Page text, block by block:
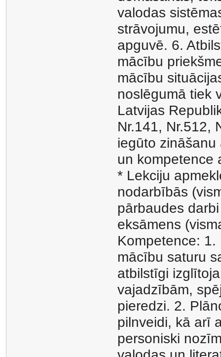
valodas
strāvojumu,
apguvē. 6.
mācību
mācību
noslēgumā tiek
Latvijas
Nr.141, Nr.512,
iegūto
un kompetence
* Lekciju
nodarbībās
pārbaudes
eksāmens
Kompetence:
mācību saturu
atbilstīgi
vajadzībām,
pieredzi. 2.
pilnveidi, kā arī
personiski